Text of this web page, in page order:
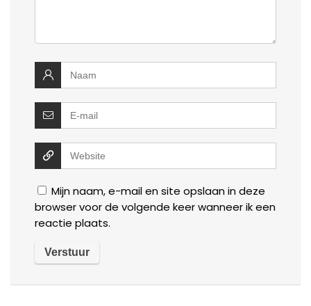
Mijn naam, e-mail en site opslaan in deze
browser voor de volgende keer wanneer ik een
reactie plaats.